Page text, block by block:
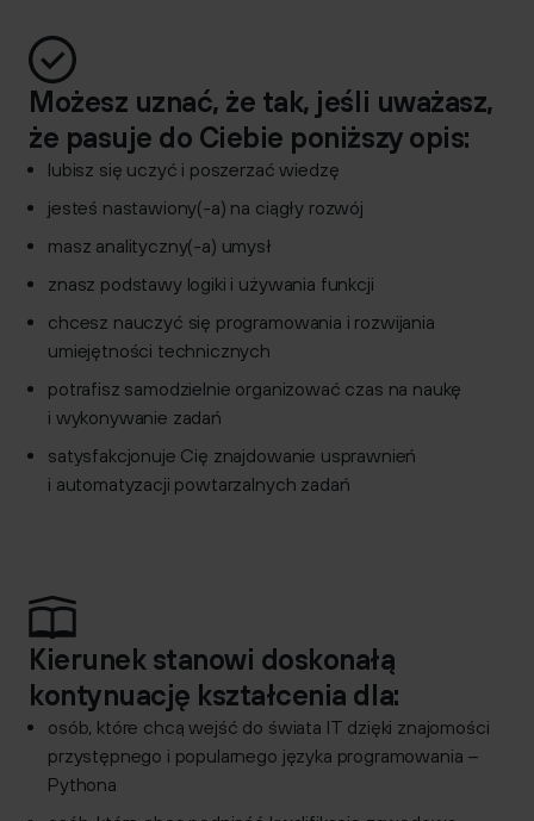
Możesz uznać, że tak, jeśli uważasz,
że pasuje do Ciebie poniższy opis:
lubisz się uczyć i poszerzać wiedzę
jesteś nastawiony(-a) na ciągły rozwój
masz analityczny(-a) umysł
znasz podstawy logiki i używania funkcji
chcesz nauczyć się programowania i rozwijania
umiejętności technicznych
potrafisz samodzielnie organizować czas na naukę
i wykonywanie zadań
satysfakcjonuje Cię znajdowanie usprawnień
i automatyzacji powtarzalnych zadań
Kierunek stanowi doskonałą
kontynuację kształcenia dla:
osób, które chcą wejść do świata IT dzięki znajomości
przystępnego i popularnego języka programowania –
Pythona